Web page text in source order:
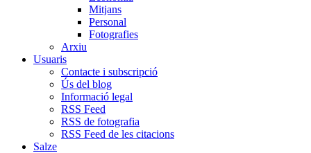
Mitjans
Personal
Fotografies
Arxiu
Usuaris
Contacte i subscripció
Ús del blog
Informació legal
RSS Feed
RSS de fotografia
RSS Feed de les citacions
Salze